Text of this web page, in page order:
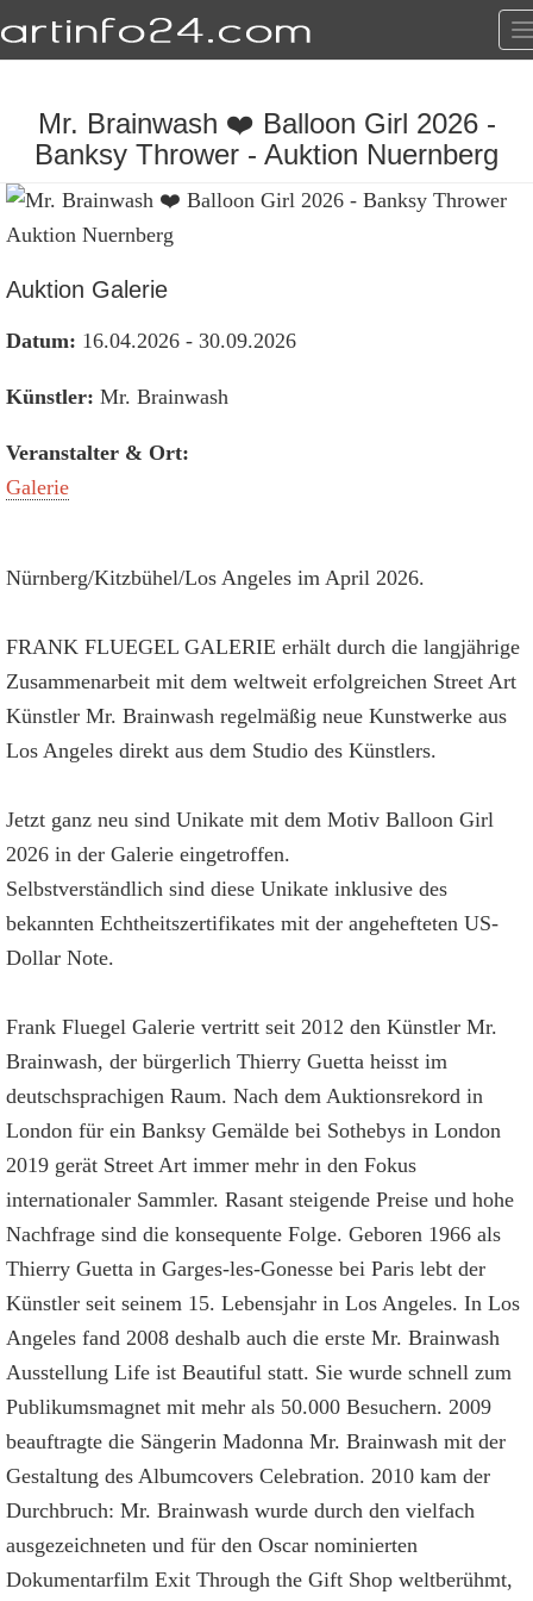
Mr. Brainwash ❤️ Balloon Girl 2026 -
Banksy Thrower - Auktion Nuernberg
Auktion Galerie
Datum: 16.04.2026 - 30.09.2026
Künstler: Mr. Brainwash
Veranstalter & Ort:
Galerie
Nürnberg/Kitzbühel/Los Angeles im April 2026.
FRANK FLUEGEL GALERIE erhält durch die langjährige
Zusammenarbeit mit dem weltweit erfolgreichen Street Art
Künstler Mr. Brainwash regelmäßig neue Kunstwerke aus
Los Angeles direkt aus dem Studio des Künstlers.
Jetzt ganz neu sind Unikate mit dem Motiv Balloon Girl
2026 in der Galerie eingetroffen.
Selbstverständlich sind diese Unikate inklusive des
bekannten Echtheitszertifikates mit der angehefteten US-
Dollar Note.
Frank Fluegel Galerie vertritt seit 2012 den Künstler Mr.
Brainwash, der bürgerlich Thierry Guetta heisst im
deutschsprachigen Raum. Nach dem Auktionsrekord in
London für ein Banksy Gemälde bei Sothebys in London
2019 gerät Street Art immer mehr in den Fokus
internationaler Sammler. Rasant steigende Preise und hohe
Nachfrage sind die konsequente Folge. Geboren 1966 als
Thierry Guetta in Garges-les-Gonesse bei Paris lebt der
Künstler seit seinem 15. Lebensjahr in Los Angeles. In Los
Angeles fand 2008 deshalb auch die erste Mr. Brainwash
Ausstellung Life ist Beautiful statt. Sie wurde schnell zum
Publikumsmagnet mit mehr als 50.000 Besuchern. 2009
beauftragte die Sängerin Madonna Mr. Brainwash mit der
Gestaltung des Albumcovers Celebration. 2010 kam der
Durchbruch: Mr. Brainwash wurde durch den vielfach
ausgezeichneten und für den Oscar nominierten
Dokumentarfilm Exit Through the Gift Shop weltberühmt,